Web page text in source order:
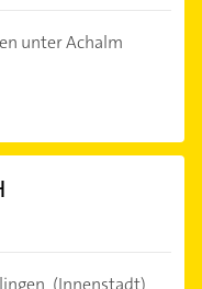
unter Achalm